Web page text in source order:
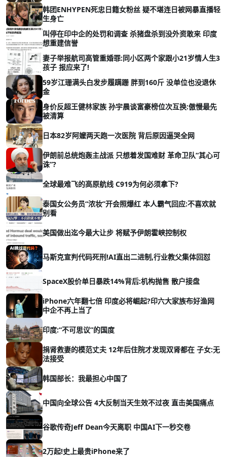
韩团ENHYPEN死忠日籍女粉丝 疑不堪连日被网暴直播轻
生身亡
叫停在印中企的处罚和调查 杀猪盘杀到没外资敢来 印度
想重建信誉
妻子举报航司高管重婚罪:同小区两个家跟小21岁情人生3
孩子 报应来了!
59岁江珊满头白发步履蹒跚 胖到160斤 没单位也没退休
金
身价反超王健林家族 孙宇晨谈富豪榜位次互换:傲慢最先
被清算
日本82岁阿嬤两天跑一次医院 背后原因逼哭全网
伊朗前总统炮轰主战派 只想着发国难财 革命卫队“其心可
诛”?
全球最难飞的高原航线 C919为何必须拿下?
泰国女公务员“浓妆”开会照爆红 本人霸气回应:不喜欢就
别看
美国做出迄今最大让步 将赋予伊朗霍峡控制权
马斯克宣判代码死刑!AI直出二进制,行业教父集体回怼
SpaceX股价单日暴跌14%背后:机构抛售 散户接盘
iPhone六年翻七倍 印度必将崛起?印六大家族布好渔网
中企不再上当了
印度:“不可思议”的国度
捐肾救妻的模范丈夫 12年后住院才发现双肾都在 子女:无
法接受
韩国部长：我最担心中国了
中国向全球公告 4大反制当天生效不过夜 直击美国痛点
谷歌传奇Jeff Dean今天离职 中国AI下一秒交卷
2万起!史上最贵iPhone来了